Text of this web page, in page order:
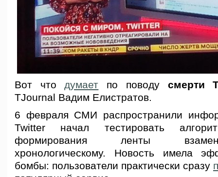
Вот чтодумает по поводу смерти
TJournal Вадим Елистратов.
6 февраля СМИ распространили
Twitter начал тестировать
формирования ленты
хронологическому. Новость имела
бомбы: пользователи практически сразу